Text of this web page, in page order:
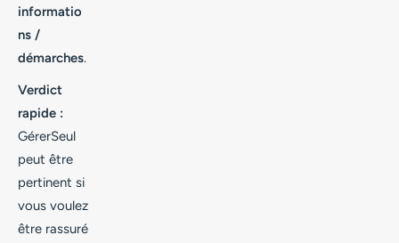
informatio
ns /
démarches.
Verdict
rapide :
GérerSeul
peut être
pertinent si
vous voulez
être rassuré